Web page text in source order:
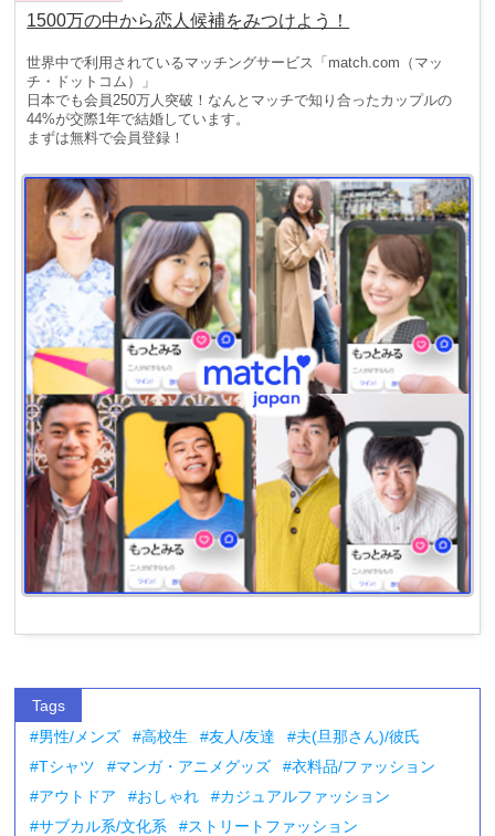
1500万の中から恋人候補をみつけよう！
世界中で利用されているマッチングサービス「match.com（マッ
チ・ドットコム）」
日本でも会員250万人突破！なんとマッチで知り合ったカップルの
44%が交際1年で結婚しています。
まずは無料で会員登録！
Tags
男性/メンズ
高校生 友人/友達
夫(旦那さん)/彼氏
Tシャツ
マンガ・アニメグッズ
衣料品/ファッション
アウトドア
おしゃれ
カジュアルファッション
サブカル系/文化系
ストリートファッション